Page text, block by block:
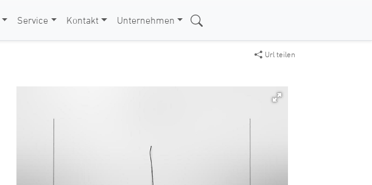
Service Kontakt Unternehmen
Url teilen